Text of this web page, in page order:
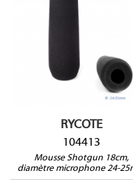
RYCOTE
104413
Mousse Shotgun 18cm,
diamètre microphone 24-
Compatible avec :
Sennheiser MKH-60, Sony
ECM672